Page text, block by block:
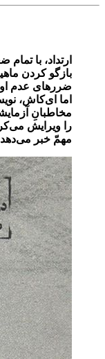
ارتداد، با
بازگو کردن
ضررهای عدم
اما ای‌کاش،
مخاطبانِ
را ویرایش
مهمّ خبر